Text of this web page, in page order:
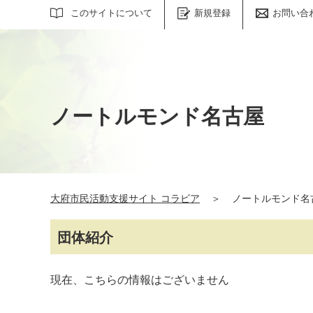
このサイトについて 新規登録 お問い合
サイト内検索
ノートルモンド名古屋
大府市民活動支援サイト コラビア ＞ ノートルモンド名
団体紹介
現在、こちらの情報はございません